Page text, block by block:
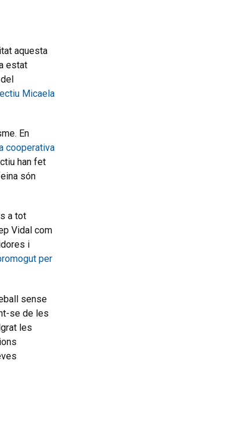
aquesta
estat
Micaela
En
cooperativa
han fet
són
a tot
Vidal com
i
per
sense
se de les
les